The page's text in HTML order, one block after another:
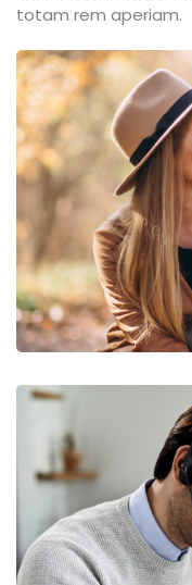
totam rem aperiam.